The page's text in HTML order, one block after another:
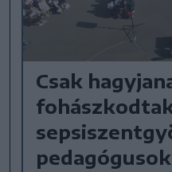
Csak
pedagógusok